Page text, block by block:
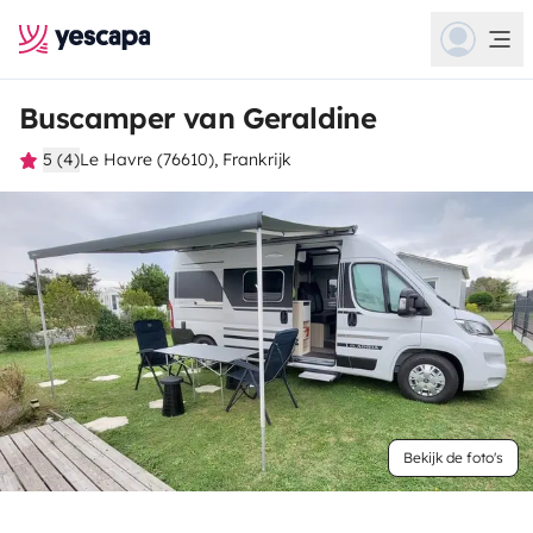
Buscamper van Geraldine
5 (4)Le Havre (76610), Frankrijk
Bekijk de foto's